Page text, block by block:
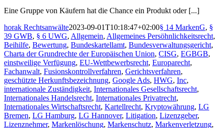
Eine Gruppe von Käufern hat die Chance ein Produkt oder [...]
horak Rechtsanwälte2023-09-01T10:18:47+02:00§ 14 MarkenG, §
39 GWB, § 6 UWG, Allgemein, Allgemeines Persöhnlichkeitsrecht,
Beihilfe, Bewertung, Bundeskartellamt, Bundesverwaltungsgericht,
Charta der Grundrechte der Europäischen Union, CISG, EGBGB,
einstweilige Verfügung, EU-Wettbewerbsrecht, Europarecht,
Fachanwalt, Fusionskontrollverfahren, Gerichtsverfahren,
geschützte Herkunftsbezeichnung, Google Ads, HWG, Inc,
internationale Zuständigkeit, Internationales Gesellschaftsrecht,
Internationales Handelsrecht, Internationales Privatrecht,
Internationales Wirtschaftsrecht, Kartellrecht, Kryptowährung, LG
Bremen, LG Hamburg, LG Hannover, Litigation, Lizenzgeber,
Lizenznehmer, Markenlöschung, Markenschutz, Markenverletzung,